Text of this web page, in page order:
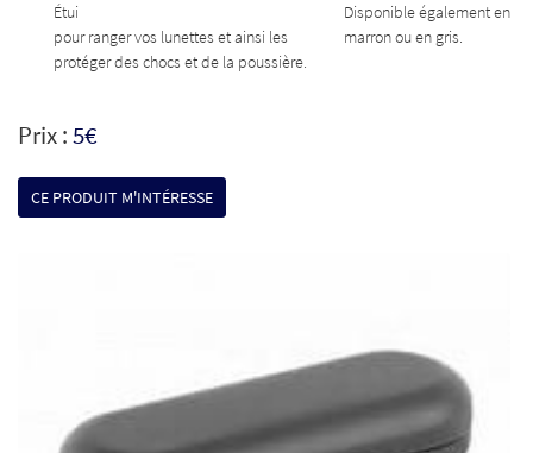
Adresse email de réception
Étui
pour ranger vos lunettes et ainsi les
protéger des chocs et de la poussière.
Disponible également en
marron ou en gris.
Prix :5€
CE PRODUIT M'INTÉRESSE